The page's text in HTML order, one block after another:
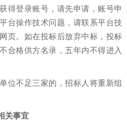
得登录账号，请先申请，账号申
台操作技术问题，请联系平台技
页。 如在投标后放弃中标，投标
合格供方名录，五年内不得进入
位不足三家的，招标人将重新组
关事宜